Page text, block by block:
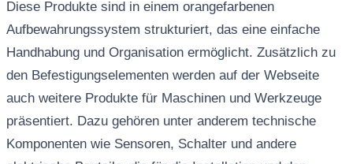
Diese Produkte sind in einem orangefarbenen
Aufbewahrungssystem strukturiert, das eine einfache
Handhabung und Organisation ermöglicht. Zusätzlich zu
den Befestigungselementen werden auf der Webseite
auch weitere Produkte für Maschinen und Werkzeuge
präsentiert. Dazu gehören unter anderem technische
Komponenten wie Sensoren, Schalter und andere